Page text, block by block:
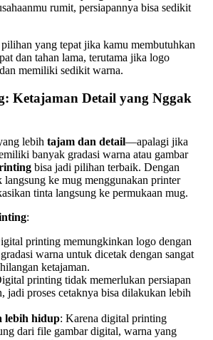
rumit, persiapannya bisa sedikit
yang tepat jika kamu membutuhkan
dan tahan lama, terutama jika logo
memiliki sedikit warna.
Ketajaman Detail yang Nggak
lebih tajam dan detail—apalagi jika
banyak gradasi warna atau gambar
bisa jadi pilihan terbaik. Dengan
ke mug menggunakan printer
tinta langsung ke permukaan mug.
:
printing memungkinkan logo dengan
warna untuk dicetak dengan sangat
ketajaman.
printing tidak memerlukan persiapan
jadi proses cetaknya bisa dilakukan lebih
lebih hidup: Karena digital printing
dari file gambar digital, warna yang